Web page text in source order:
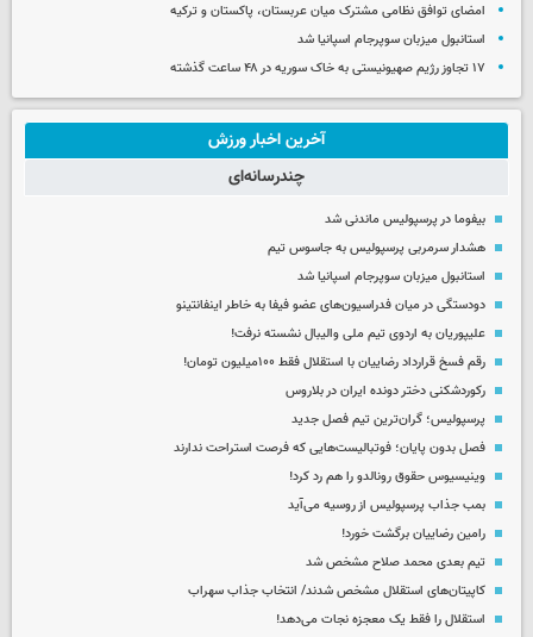
امضای توافق نظامی مشترک میان عربستان، پاکستان و ترکیه
استانبول میزبان سوپرجام اسپانیا شد
۱۷ تجاوز رژیم صهیونیستی به خاک سوریه در ۴۸ ساعت گذشته
آخرین اخبار ورزش
چندرسانه‌ای
بیفوما در پرسپولیس ماندنی شد
هشدار سرمربی پرسپولیس به جاسوس تیم
استانبول میزبان سوپرجام اسپانیا شد
دودستگی در میان فدراسیون‌های عضو فیفا به خاطر اینفانتینو
علیپوریان به اردوی تیم ملی والیبال نشسته نرفت!
رقم فسخ قرارداد رضاییان با استقلال فقط ۱۰۰میلیون تومان!
رکوردشکنی دختر دونده ایران در بلاروس
پرسپولیس؛ گران‌ترین تیم فصل جدید
فصل بدون پایان؛ فوتبالیست‌هایی که فرصت استراحت ندارند
وینیسیوس حقوق رونالدو را هم رد کرد!
بمب جذاب پرسپولیس از روسیه می‌آید
رامین رضاییان برگشت خورد!
تیم بعدی محمد صلاح مشخص شد
کاپیتان‌های استقلال مشخص شدند/ انتخاب جذاب سهراب
استقلال را فقط یک معجزه نجات می‌دهد!